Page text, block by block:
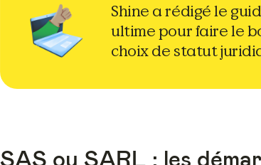
Shine a rédigé le
ultime pour faire le
choix de statut
SAS ou SARL : les